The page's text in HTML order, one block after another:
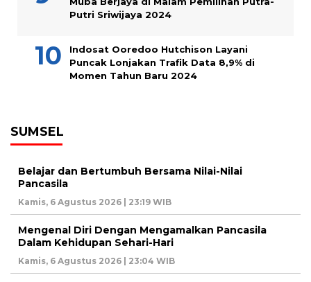
Putri Sriwijaya 2024
Indosat Ooredoo Hutchison Layani
Puncak Lonjakan Trafik Data 8,9% di
Momen Tahun Baru 2024
SUMSEL
Belajar dan Bertumbuh Bersama Nilai-Nilai
Pancasila
Kamis, 6 Agustus 2026 | 23:19 WIB
Mengenal Diri Dengan Mengamalkan Pancasila
Dalam Kehidupan Sehari-Hari
Kamis, 6 Agustus 2026 | 23:04 WIB